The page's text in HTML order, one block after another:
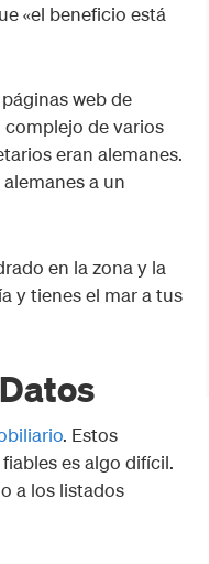
«el beneficio está
web de
de varios
eran alemanes.
a un
en la zona y la
y tienes el mar a tus
. Estos
es algo difícil.
a los listados